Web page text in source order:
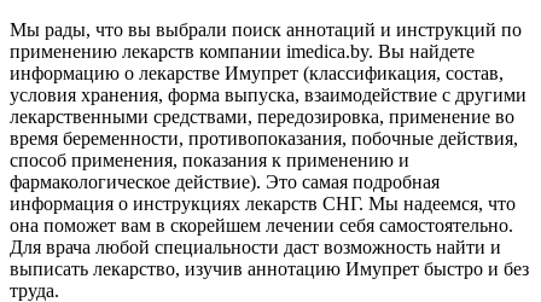
Мы рады, что вы выбрали поиск аннотаций и инструкций по
применению лекарств компании imedica.by. Вы найдете
информацию о лекарстве Имупрет (классификация, состав,
условия хранения, форма выпуска, взаимодействие с другими
лекарственными средствами, передозировка, применение во
время беременности, противопоказания, побочные действия,
способ применения, показания к применению и
фармакологическое действие). Это самая подробная
информация о инструкциях лекарств СНГ. Мы надеемся, что
она поможет вам в скорейшем лечении себя самостоятельно.
Для врача любой специальности даст возможность найти и
выписать лекарство, изучив аннотацию Имупрет быстро и без
труда.